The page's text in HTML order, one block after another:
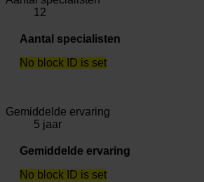
12
Aantal specialisten
No block ID is set
Gemiddelde ervaring
5 jaar
Gemiddelde ervaring
No block ID is set